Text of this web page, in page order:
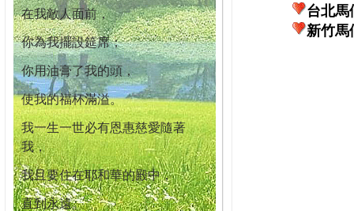
在我敵人面前，
你為我擺設筵席；
你用油膏了我的頭，
使我的福杯滿溢。
我一生一世必有恩惠慈愛隨著
我，
我且要住在耶和華的殿中，
直到永遠。
台北馬
新竹馬